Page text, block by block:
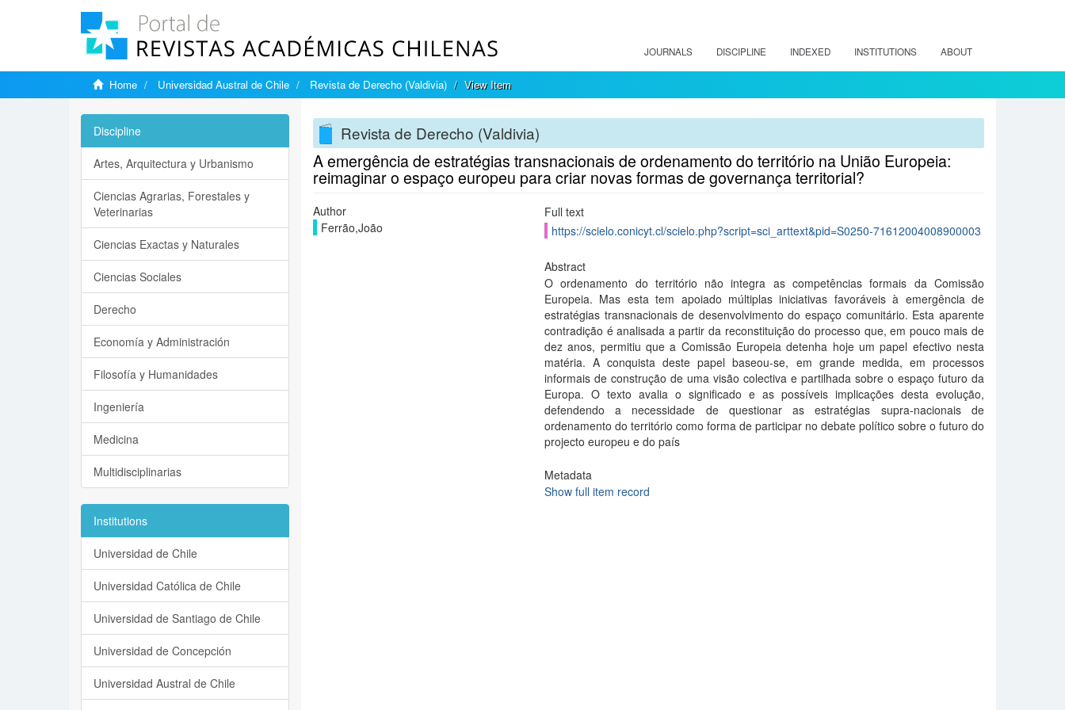
JOURNALS DISCIPLINE INDEXED INSTITUTIONS ABOUT
Home Universidad Austral de Chile Revista de Derecho (Valdivia) View Item
Revista de Derecho (Valdivia)
A emergência de estratégias transnacionais de ordenamento do território na União Europeia:
reimaginar o espaço europeu para criar novas formas de governança territorial?
Author
Ferrão,João
Full text
https://scielo.conicyt.cl/scielo.php?script=sci_arttext&pid=S0250-71612004008900003
Abstract
O ordenamento do território não integra as competências formais da Comissão
Europeia. Mas esta tem apoiado múltiplas iniciativas favoráveis à emergência de
estratégias transnacionais de desenvolvimento do espaço comunitário. Esta aparente
contradição é analisada a partir da reconstituição do processo que, em pouco mais de
dez anos, permitiu que a Comissão Europeia detenha hoje um papel efectivo nesta
matéria. A conquista deste papel baseou-se, em grande medida, em processos
informais de construção de uma visão colectiva e partilhada sobre o espaço futuro da
Europa. O texto avalia o significado e as possíveis implicações desta evolução,
defendendo a necessidade de questionar as estratégias supra-nacionais de
ordenamento do território como forma de participar no debate político sobre o futuro do
projecto europeu e do país
Metadata
Show full item record
Discipline
Artes, Arquitectura y Urbanismo
Ciencias Agrarias, Forestales y
Veterinarias
Ciencias Exactas y Naturales
Ciencias Sociales
Derecho
Economía y Administración
Filosofía y Humanidades
Ingeniería
Medicina
Multidisciplinarias
Institutions
Universidad de Chile
Universidad Católica de Chile
Universidad de Santiago de Chile
Universidad de Concepción
Universidad Austral de Chile